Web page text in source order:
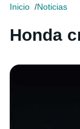
Inicio Noticias
Honda